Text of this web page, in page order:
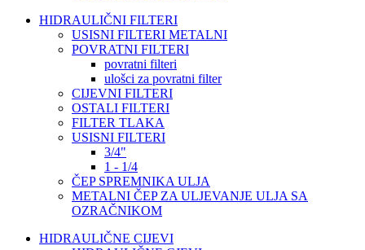
HIDRAULIČNI FILTERI
USISNI FILTERI METALNI
POVRATNI FILTERI
povratni filteri
ulošci za povratni filter
CIJEVNI FILTERI
OSTALI FILTERI
FILTER TLAKA
USISNI FILTERI
3/4"
1 - 1/4
ČEP SPREMNIKA ULJA
METALNI ČEP ZA ULJEVANJE ULJA SA
OZRAČNIKOM
HIDRAULIČNE CIJEVI